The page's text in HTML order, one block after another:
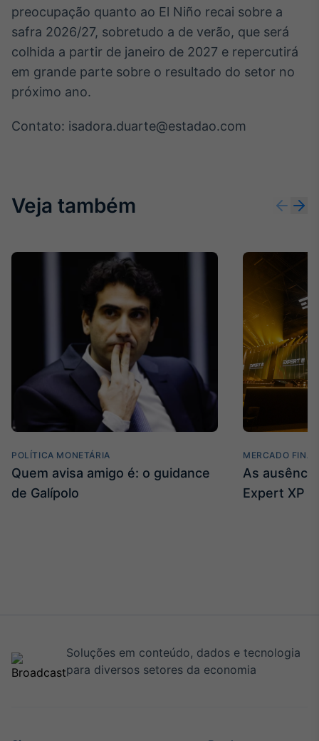
preocupação quanto ao El Niño recai sobre a
safra 2026/27, sobretudo a de verão, que será
colhida a partir de janeiro de 2027 e repercutirá
em grande parte sobre o resultado do setor no
próximo ano.
Contato: isadora.duarte@estadao.com
Veja também
POLÍTICA MONETÁRIA
Quem avisa amigo é: o guidance
de Galípolo
MERCADO
As
Expert XP
Soluções em conteúdo, dados e tecnologia
para diversos setores da economia